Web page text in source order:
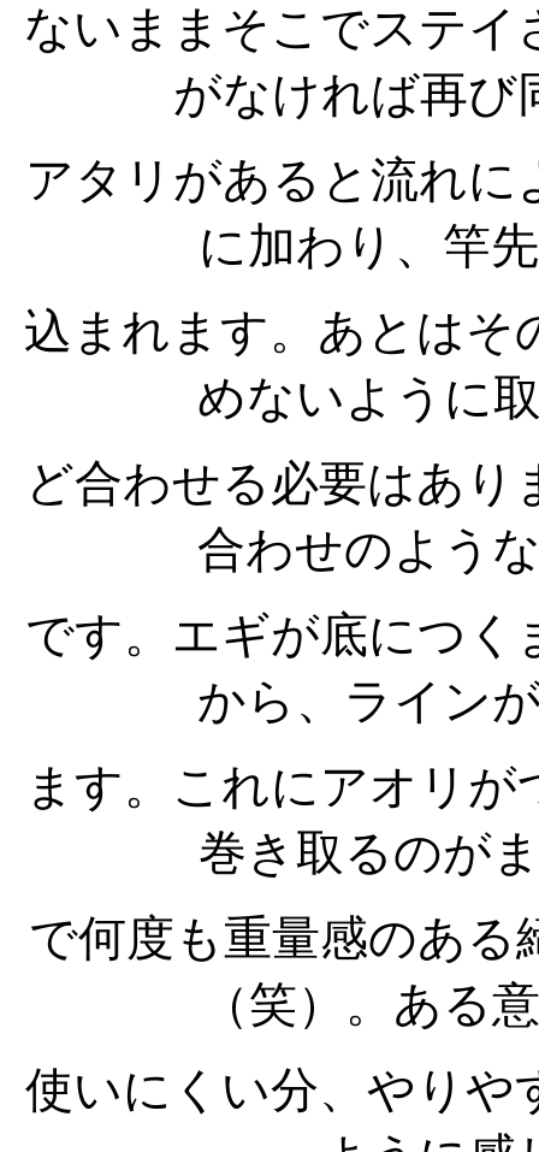
ないままそこでステ
がなければ再び
アタリがあると流れ
に加わり、竿
込まれます。あとはそ
めないように
ど合わせる必要はあ
合わせのよう
です。エギが底につ
から、ライン
ます。これにアオリ
巻き取るのが
で何度も重量感のあ
（笑）。ある
使いにくい分、やりや